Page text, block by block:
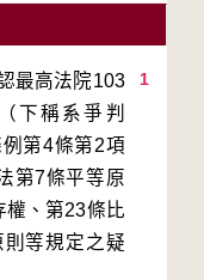
1
最高法院103
下稱系爭判
第4條第2項
第7條平等原
權、第23條比
等規定之疑